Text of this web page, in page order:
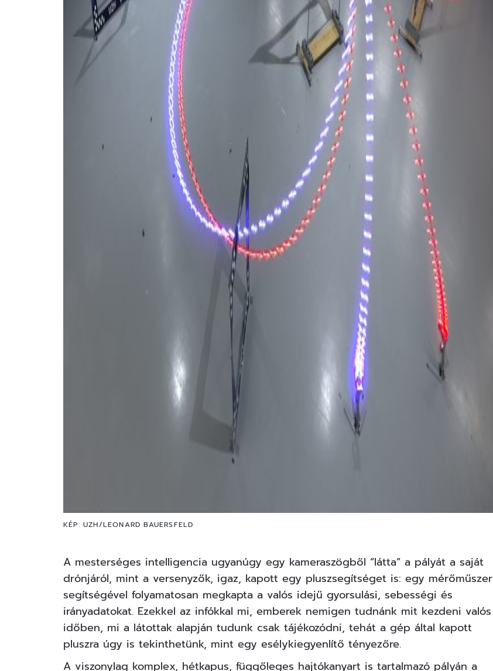
KÉP: UZH/LEONARD BAUERSFELD
A mesterséges intelligencia ugyanúgy egy kameraszögből “látta” a pályát a saját
drónjáról, mint a versenyzők, igaz, kapott egy pluszsegítséget is: egy mérőműszer
segítségével folyamatosan megkapta a valós idejű gyorsulási, sebességi és
irányadatokat. Ezekkel az infókkal mi, emberek nemigen tudnánk mit kezdeni valós
időben, mi a látottak alapján tudunk csak tájékozódni, tehát a gép által kapott
pluszra úgy is tekinthetünk, mint egy esélykiegyenlítő tényezőre.
A viszonylag komplex, hétkapus, függőleges hajtókanyart is tartalmazó pályán a